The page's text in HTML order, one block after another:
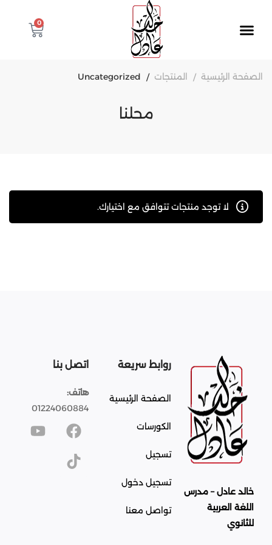
0
الصفحة الرئيسية المنتجات Uncategorized
محلنا
لا توجد منتجات تتوافق مع اختيارك.
خالد عادل – مدرس
اللغة العربية
للثانوي
روابط سريعة
الصفحة الرئيسية
الكورسات
تسجيل
تسجيل دخول
تواصل معنا
اتصل بنا
هاتف:
01224060884